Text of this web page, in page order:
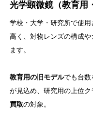
光学顕微鏡（教育用
学校・大学・研究所で使
高く、対物レンズの構成
ます。
教育用の旧モデルでも台数
が見込め、研究用の上位
買取の対象。